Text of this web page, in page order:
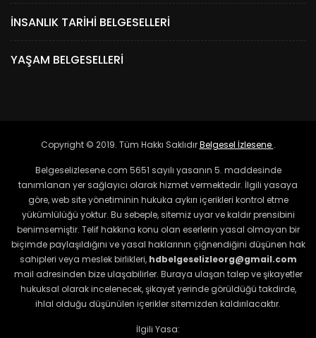
İNSANLIK TARIHI BELGESELLERI
YAŞAM BELGESELLERI
Copyright © 2019. Tüm Hakkı SaklıdırBelgesel İzlesene .
Belgeselizlesene.com 5651 sayılı yasanın 5. maddesinde
tanımlanan yer sağlayıcı olarak hizmet vermektedir. İlgili yasaya
göre, web site yönetiminin hukuka aykırı içerikleri kontrol etme
yükümlülüğü yoktur. Bu sebeple, sitemiz uyar ve kaldır prensibini
benimsemiştir. Telif hakkına konu olan eserlerin yasal olmayan bir
biçimde paylaşıldığını ve yasal haklarının çiğnendiğini düşünen hak
sahipleri veya meslek birlikleri, hdbelgeselizleorg@gmail.com
mail adresinden bize ulaşabilirler. Buraya ulaşan talep ve şikayetler
hukuksal olarak incelenecek, şikayet yerinde görüldüğü takdirde,
ihlal olduğu düşünülen içerikler sitemizden kaldırılacaktır.
İlgili Yasa: